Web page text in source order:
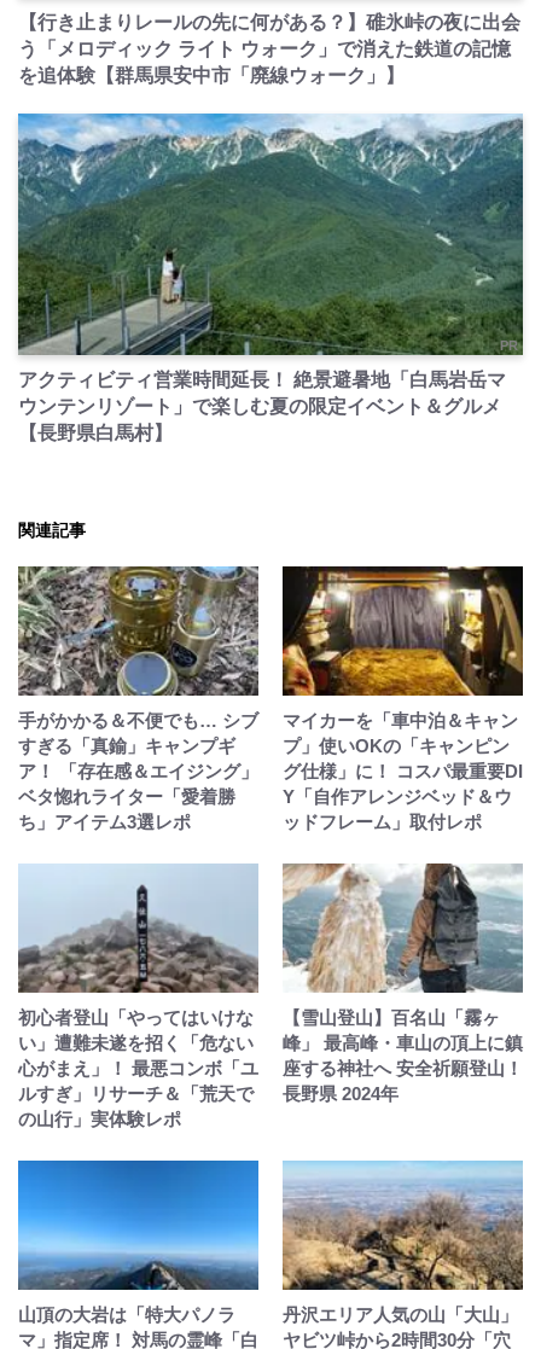
【行き止まりレールの先に何がある？】碓氷峠の夜に出会
う「メロディック ライト ウォーク」で消えた鉄道の記憶
を追体験【群馬県安中市「廃線ウォーク」】
PR
アクティビティ営業時間延長！ 絶景避暑地「白馬岩岳マ
ウンテンリゾート」で楽しむ夏の限定イベント＆グルメ
【長野県白馬村】
関連記事
手がかかる＆不便でも… シブ
すぎる「真鍮」キャンプギ
ア！ 「存在感＆エイジング」
ベタ惚れライター「愛着勝
ち」アイテム3選レポ
マイカーを「車中泊＆キャン
プ」使いOKの「キャンピン
グ仕様」に！ コスパ最重要DI
Y「自作アレンジベッド＆ウ
ッドフレーム」取付レポ
初心者登山「やってはいけな
い」遭難未遂を招く「危ない
心がまえ」！ 最悪コンボ「ユ
ルすぎ」リサーチ＆「荒天で
の山行」実体験レポ
【雪山登山】百名山「霧ヶ
峰」 最高峰・車山の頂上に鎮
座する神社へ 安全祈願登山！
長野県 2024年
山頂の大岩は「特大パノラ
マ」指定席！ 対馬の霊峰「白
丹沢エリア人気の山「大山」
ヤビツ峠から2時間30分「穴